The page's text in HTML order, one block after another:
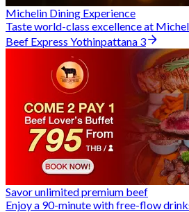
Michelin Dining Experience
Beef Express Yothinpattana 3
Savor unlimited premium beef